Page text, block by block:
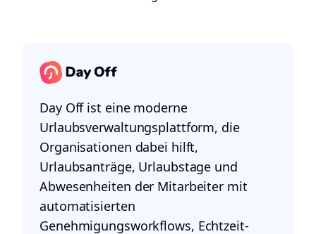
Day Off ist eine moderne
Urlaubsverwaltungsplattform, die
Organisationen dabei hilft,
Urlaubsanträge, Urlaubstage und
Abwesenheiten der Mitarbeiter mit
automatisierten
Genehmigungsworkflows, Echtzeit-